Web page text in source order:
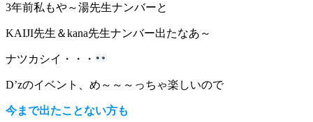
3年前私もや～湯先生ナンバーと
KAIJI先生＆kana先生ナンバー出たなあ～
ナツカシイ・・・
D’zのイベント、め～～～っちゃ楽しいので
今まで出たことない方も